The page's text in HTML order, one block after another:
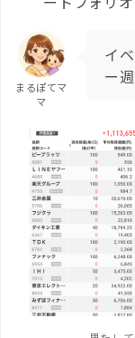
まるぽてマ
マ
イ
ー週